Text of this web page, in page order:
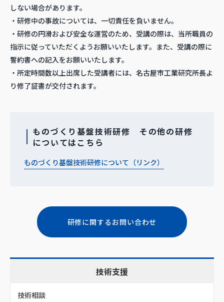
しない場合があります。
・研修中の事故については、一切責任を負いません。
・研修の円滑および安全な運営のため、受講の際は、当所職員の
指示に従っていただくようお願いいたします。また、受講の際に
誓約書への記入をお願いいたします。
・所定時間数以上出席した受講者には、名古屋市工業研究所長よ
り修了証書が交付されます。
ものづくり基盤技術研修 その他の研修
についてはこちら
ものづくり基盤技術研修について（リンク）
研修に関するお問い合わせ
技術支援
技術相談